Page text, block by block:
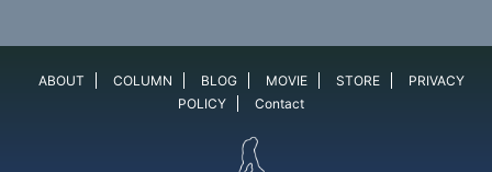
ABOUT COLUMN BLOG MOVIE STORE
PRIVACY
POLICY
Contact